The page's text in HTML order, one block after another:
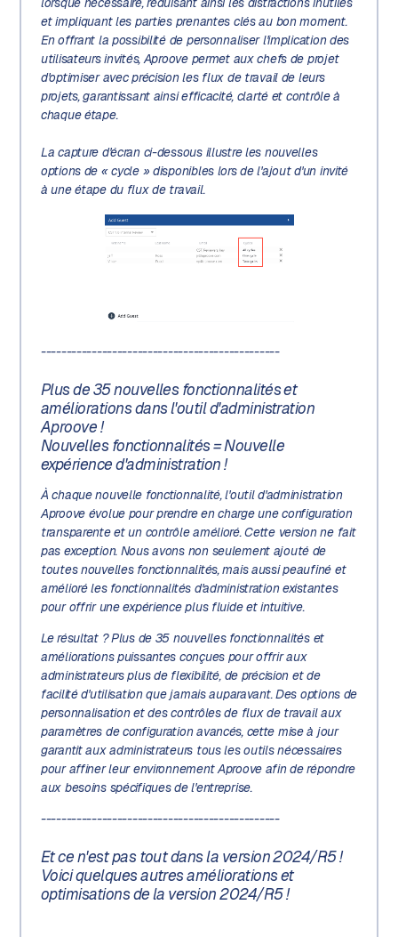
et impliquant les parties prenantes clés au bon moment.
En offrant la possibilité de personnaliser l'implication des
utilisateurs invités, Aproove permet aux chefs de projet
d'optimiser avec précision les flux de travail de leurs
projets, garantissant ainsi efficacité, clarté et contrôle à
chaque étape.
La capture d'écran ci-dessous illustre les nouvelles
options de « cycle » disponibles lors de l'ajout d'un invité
à une étape du flux de travail.
-----------------------------------------------
Plus de 35 nouvelles fonctionnalités et
améliorations dans l'outil d'administration
Aproove !
Nouvelles fonctionnalités = Nouvelle
expérience d'administration !
À chaque nouvelle fonctionnalité, l'outil d'administration
Aproove évolue pour prendre en charge une configuration
transparente et un contrôle amélioré. Cette version ne fait
pas exception. Nous avons non seulement ajouté de
toutes nouvelles fonctionnalités, mais aussi peaufiné et
amélioré les fonctionnalités d'administration existantes
pour offrir une expérience plus fluide et intuitive.
Le résultat ? Plus de 35 nouvelles fonctionnalités et
améliorations puissantes conçues pour offrir aux
administrateurs plus de flexibilité, de précision et de
facilité d'utilisation que jamais auparavant. Des options de
personnalisation et des contrôles de flux de travail aux
paramètres de configuration avancés, cette mise à jour
garantit aux administrateurs tous les outils nécessaires
pour affiner leur environnement Aproove afin de répondre
aux besoins spécifiques de l'entreprise.
-----------------------------------------------
Et ce n'est pas tout dans la version 2024/R5 !
Voici quelques autres améliorations et
optimisations de la version 2024/R5 !